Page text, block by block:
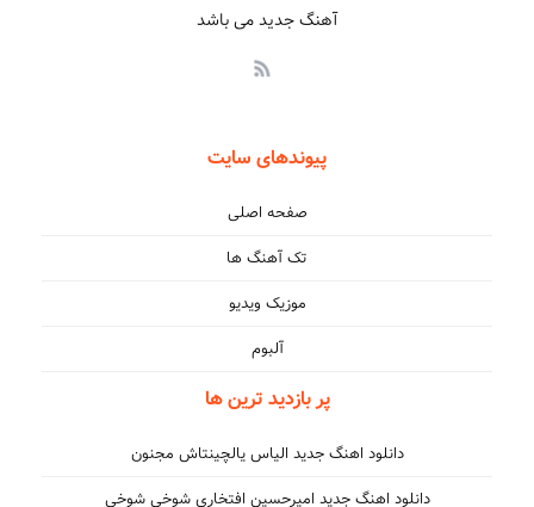
آهنگ جدید می باشد
پیوندهای سایت
صفحه اصلی
تک آهنگ ها
موزیک ویدیو
آلبوم
پر بازدید ترین ها
دانلود اهنگ جدید الیاس یالچینتاش مجنون
دانلود اهنگ جدید امیرحسین افتخاری شوخی شوخی